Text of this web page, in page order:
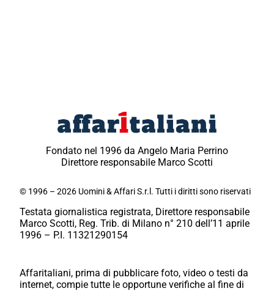
Fondato nel 1996 da Angelo Maria Perrino
Direttore responsabile Marco Scotti
© 1996 – 2026 Uomini & Affari S.r.l. Tutti i diritti sono riservati
Testata giornalistica registrata, Direttore responsabile
Marco Scotti, Reg. Trib. di Milano n° 210 dell’11 aprile
1996 – P.I. 11321290154
Affaritaliani, prima di pubblicare foto, video o testi da
internet, compie tutte le opportune verifiche al fine di